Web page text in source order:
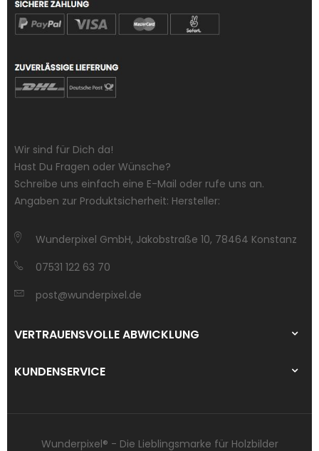
Wir sind für Dich da!
Hast Du Fragen oder Wünsche?
Schreibe uns einfach eine E-Mail oder rufe uns an.
Angaben zur Produktsicherheit: Hersteller:
Wunderpixel GmbH, Jakobstraße 10, 78464 Konstanz
07531 122 63 70
post@wunderpixel.de
VERTRAUENSVOLLE ABWICKLUNG
KUNDENSERVICE
Wunderpixel® - Die Lieblingsmarke für Holzbilder